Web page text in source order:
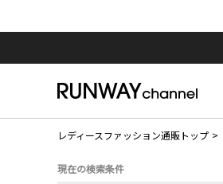
レディースファッション通販トップ
現在の検索条件